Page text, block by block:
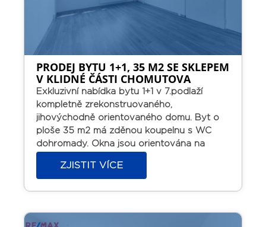
PRODEJ BYTU 1+1, 35 M2 SE SKLEPEM
V KLIDNÉ ČÁSTI CHOMUTOVA
Exkluzivní nabídka bytu 1+1 v 7.podlaží
kompletně zrekonstruovaného,
jihovýchodně orientovaného domu. Byt o
ploše 35 m2 má zděnou koupelnu s WC
dohromady. Okna jsou orientována na
jihovýchod. Menší kuchyňská linka. Plastová
okna, plovoucí podlahy. K bytu náleží
financování hypotékou, k nastěhování
ZJISTIT VÍCE